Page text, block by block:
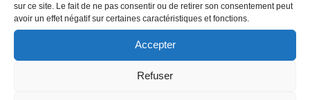
sur ce site. Le fait de ne pas consentir ou de retirer son consentement peut
avoir un effet négatif sur certaines caractéristiques et fonctions.
Accepter
Refuser
Ajouter au panier